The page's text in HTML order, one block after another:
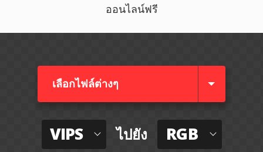
ออนไลน์ฟรี
เลือกไฟล์ต่างๆ​
VIPS ไปยัง RGB